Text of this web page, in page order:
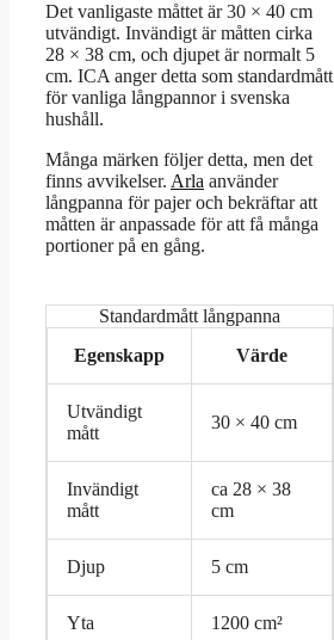
Det vanligaste måttet är 30 × 40 cm
utvändigt. Invändigt är måtten cirka
28 × 38 cm, och djupet är normalt 5
cm. ICA anger detta som standardmått
för vanliga långpannor i svenska
hushåll.
Många märken följer detta, men det
finns avvikelser. Arla använder
långpanna för pajer och bekräftar att
måtten är anpassade för att få många
portioner på en gång.
Standardmått långpanna
Egenskapp
Värde
Utvändigt
mått
30 × 40 cm
Invändigt
mått
ca 28 × 38
cm
Djup 5 cm
Yta 1200 cm²